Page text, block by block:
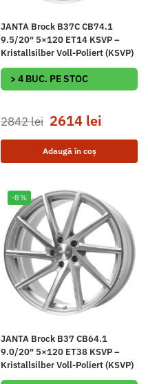
JANTA Brock B37C CB74.1
9.5/20″ 5×120 ET14 KSVP –
Kristallsilber Voll-Poliert (KSVP)
> 4 BUC. PE STOC
2842lei 2614 lei
Adaugă în coș
-8%
JANTA Brock B37 CB64.1
9.0/20″ 5×120 ET38 KSVP –
Kristallsilber Voll-Poliert (KSVP)